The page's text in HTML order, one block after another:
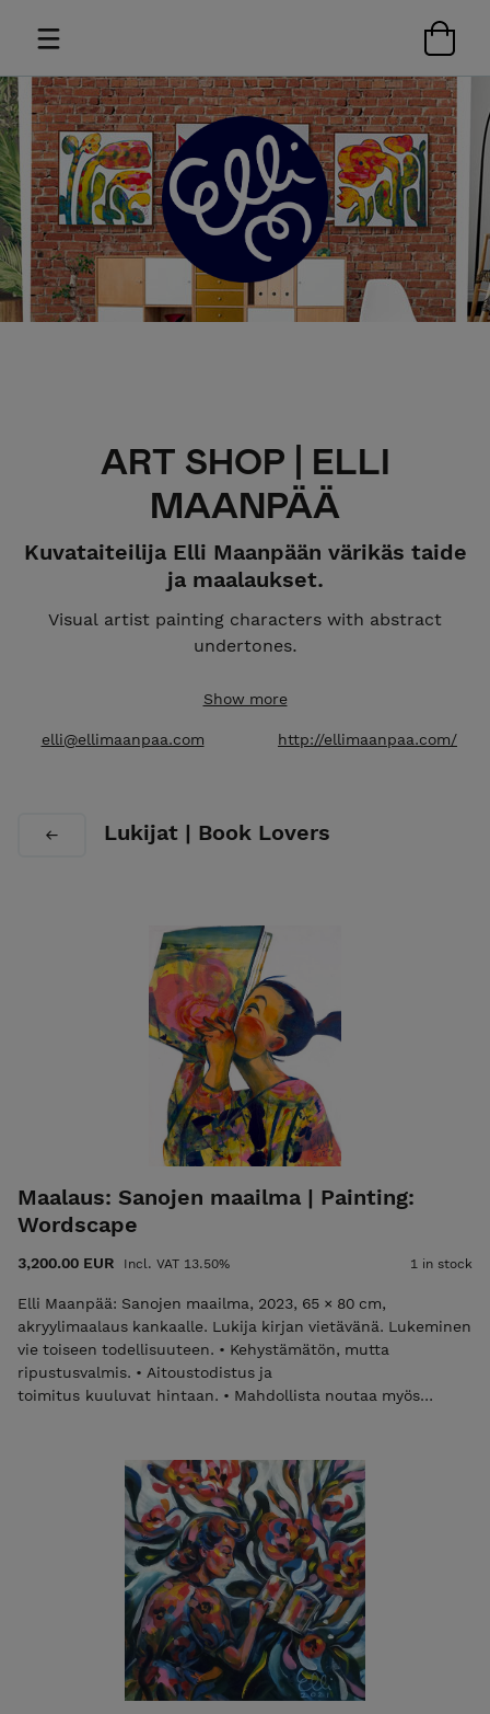
ART SHOP | ELLI
MAANPÄÄ
Kuvataiteilija Elli Maanpään värikäs taide
ja maalaukset.
Visual artist painting characters with abstract
undertones.
Meilahden Tilajakamo, Helsinki, Finland.
Show more
elli@ellimaanpaa.com http://ellimaanpaa.com/
Lukijat | Book Lovers
Maalaus: Sanojen maailma | Painting:
Wordscape
3,200.00 EUR Incl. VAT 13.50% 1 in stock
Elli Maanpää: Sanojen maailma, 2023, 65 × 80 cm,
akryylimaalaus kankaalle. Lukija kirjan vietävänä. Lukeminen
vie toiseen todellisuuteen. • Kehystämätön, mutta
ripustusvalmis. • Aitoustodistus ja
toimitus kuuluvat hintaan. • Mahdollista noutaa myös
Vibrant painting transporting reader to distant realms of the
mind. Evoking the enchanting world of literature. •
Unframed but ready to hang. • Certificate of Authenticity
and shipping are included in the price. • Local pickup is also
available from the studio in Meilahti, Helsinki.